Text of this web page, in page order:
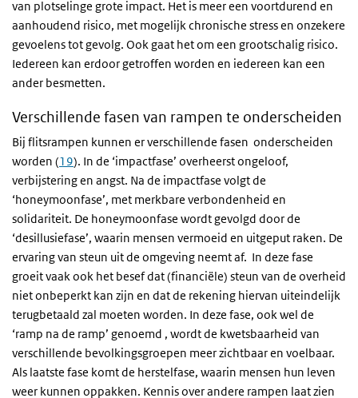
van plotselinge grote impact. Het is meer een voortdurend en
aanhoudend risico, met mogelijk chronische stress en onzekere
gevoelens tot gevolg. Ook gaat het om een grootschalig risico.
Iedereen kan erdoor getroffen worden en iedereen kan een
ander besmetten.
Verschillende fasen van rampen te onderscheiden
Bij flitsrampen kunnen er verschillende fasen onderscheiden
worden (19). In de ‘impactfase’ overheerst ongeloof,
verbijstering en angst. Na de impactfase volgt de
‘honeymoonfase’, met merkbare verbondenheid en
solidariteit. De honeymoonfase wordt gevolgd door de
‘desillusiefase’, waarin mensen vermoeid en uitgeput raken. De
ervaring van steun uit de omgeving neemt af. In deze fase
groeit vaak ook het besef dat (financiële) steun van de overheid
niet onbeperkt kan zijn en dat de rekening hiervan uiteindelijk
terugbetaald zal moeten worden. In deze fase, ook wel de
‘ramp na de ramp’ genoemd , wordt de kwetsbaarheid van
verschillende bevolkingsgroepen meer zichtbaar en voelbaar.
Als laatste fase komt de herstelfase, waarin mensen hun leven
weer kunnen oppakken. Kennis over andere rampen laat zien